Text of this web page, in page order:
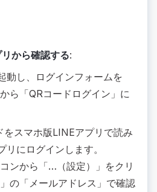
から確認する:
動し、ログインフォームを
ら「QRコードログイン」に
をスマホ版LINEアプリで読み
にログインします。
ンから「…（設定）」をクリ
の「メールアドレス」で確認